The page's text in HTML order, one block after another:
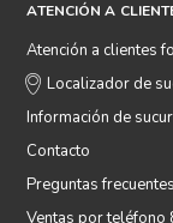
ATENCIÓN A
Atención a clientes
Localizador de
Información de
Contacto
Preguntas frecuentes